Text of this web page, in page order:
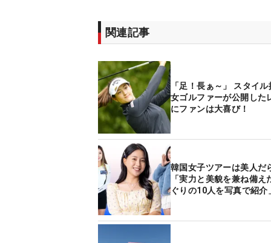
関連記事
「足！長ぁ～」 スタイ
女ゴルファーが公開した
にファンは大喜び！
韓国女子ツアーは美人だ
「実力と美貌を兼ね備え
ぐりの10人を写真で紹介